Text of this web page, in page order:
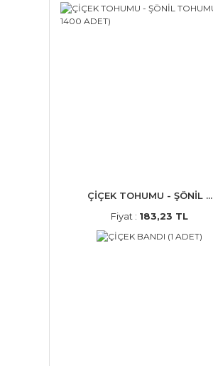
ÇİÇEK TOHUMU - ŞÖNİL ...
Fiyat : 183,23 TL